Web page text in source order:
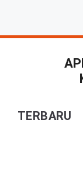
isi
TERBARU